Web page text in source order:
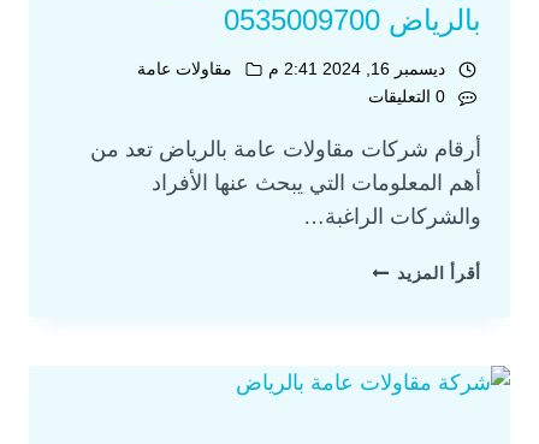
بالرياض 0535009700
ديسمبر 16, 2024 2:41 م
مقاولات عامة
0 التعليقات
أرقام شركات مقاولات عامة بالرياض تعد من
أهم المعلومات التي يبحث عنها الأفراد
والشركات الراغبة…
أقرأ المزيد